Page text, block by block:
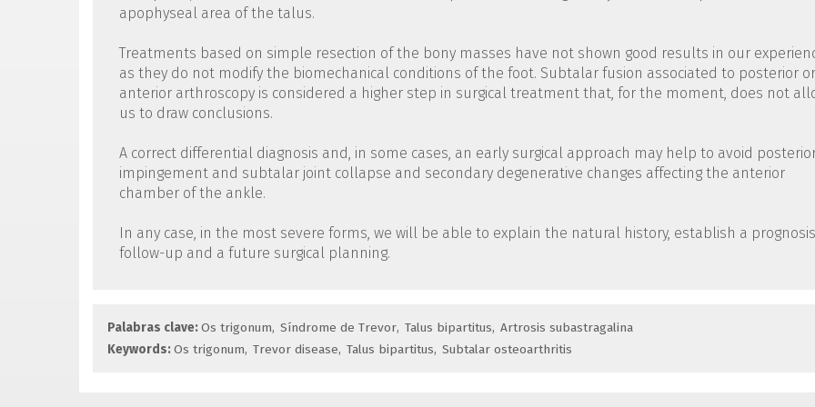
apophyseal area of the talus.
Treatments based on simple resection of the bony masses have not shown good results in our
as they do not modify the biomechanical conditions of the foot. Subtalar fusion associated to posterior or
anterior arthroscopy is considered a higher step in surgical treatment that, for the moment, does not
us to draw conclusions.
A correct differential diagnosis and, in some cases, an early surgical approach may help to avoid
impingement and subtalar joint collapse and secondary degenerative changes affecting the anterior
chamber of the ankle.
In any case, in the most severe forms, we will be able to explain the natural history, establish a
follow-up and a future surgical planning.
Palabras clave:Os trigonum Síndrome de Trevor Talus bipartitus Artrosis subastragalina
Keywords:Os trigonum Trevor disease Talus bipartitus Subtalar osteoarthritis